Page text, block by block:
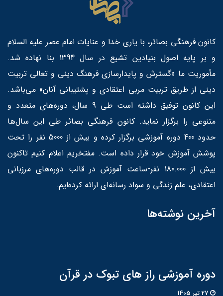
کانون فرهنگی بصائر، با یاری خدا و عنایات امام عصر علیه السلام
و بر پایه اصول بنیادین تشیع در سال 1394 بنا نهاده شد.
مأموریت ما «گسترش و پایدارسازی فرهنگ دینی و تعالی تربیت
دینی از طریق تربیت مربی اعتقادی و پشتیبانی آنان» می‌باشد.
این کانون توفیق داشته است طی 9 سال، دوره‌های متعدد و
متنوعی را برگزار نماید. کانون فرهنگی بصائر طی این سال‌ها
حدود 400 دوره آموزشی برگزار کرده و بیش از 5000 نفر را تحت
پوشش آموزش خود قرار داده است. مفتخریم اعلام کنیم تاکنون
بیش از 180.000 نفر-ساعت آموزش در قالب دوره‌های مرزبانی
اعتقادی، علم زندگی و سواد رسانه‌ای ارائه کرده‌ایم.
آخرین نوشته‌ها
دوره آموزشی راز های تبوک در قرآن